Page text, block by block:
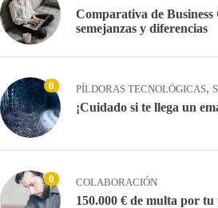
Comparativa de
semejanzas y diferencias
0 PÍLDORAS TECNOLÓGICAS,
¡Cuidado si te llega un
0 COLABORACIÓN
150.000 € de multa por